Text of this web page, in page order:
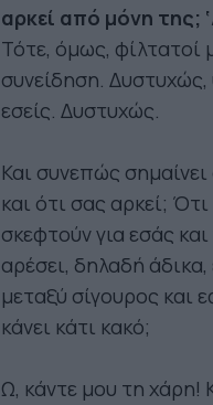
αρκεί από μόνη της;
Τότε, όμως, φίλτατοί
συνείδηση.
εσείς. Δυστυχώς.
Και συνεπώς
και ότι σας αρκεί;
σκεφτούν για εσάς
αρέσει, δηλαδή άδικα,
μεταξύ σίγουρος και
κάνει κάτι κακό;
Ω, κάντε μου τη χάρη!